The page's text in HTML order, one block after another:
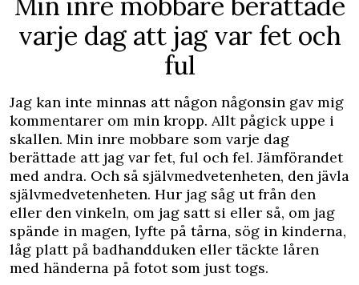
varje dag att jag var fet och
ful
Jag kan inte minnas att någon någonsin gav mig
kommentarer om min kropp. Allt pågick uppe i
skallen. Min inre mobbare som varje dag
berättade att jag var fet, ful och fel. Jämförandet
med andra. Och så självmedvetenheten, den jävla
självmedvetenheten. Hur jag såg ut från den
eller den vinkeln, om jag satt si eller så, om jag
spände in magen, lyfte på tårna, sög in kinderna,
låg platt på badhandduken eller täckte låren
med händerna på fotot som just togs.